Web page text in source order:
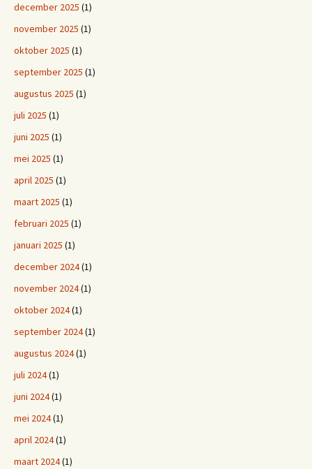
december 2025 (1)
november 2025 (1)
oktober 2025 (1)
september 2025 (1)
augustus 2025 (1)
juli 2025 (1)
juni 2025 (1)
mei 2025 (1)
april 2025 (1)
maart 2025 (1)
februari 2025 (1)
januari 2025 (1)
december 2024(1)
november 2024(1)
oktober 2024(1)
september 2024(1)
augustus 2024(1)
juli 2024(1)
juni 2024(1)
mei 2024(1)
april 2024(1)
maart 2024(1)